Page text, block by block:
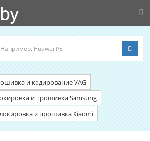
и кодирование VAG
и прошивка Samsung
и прошивка Xiaomi